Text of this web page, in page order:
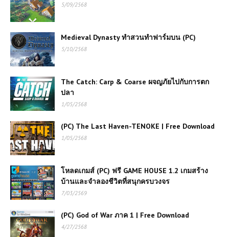
5/09/2568
Medieval Dynasty ทำสวนทำฟาร์มบน (PC)
5/10/2568
The Catch: Carp & Coarse ผจญภัยไปกับการตก
ปลา
1/05/2568
(PC) The Last Haven-TENOKE | Free Download
1/05/2568
โหลดเกมส์ (PC) ฟรี GAME HOUSE 1.2 เกมสร้าง
บ้านและจำลองชีวิตที่สนุกครบวงจร
7/03/2569
(PC) God of War ภาค 1 | Free Download
4/27/2568